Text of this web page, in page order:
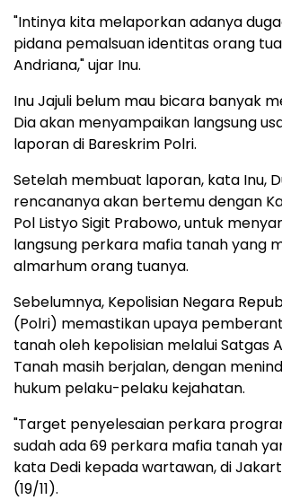
"Intinya kita melaporkan adanya
pidana pemalsuan identitas orang
Andriana," ujar Inu.
Inu Jajuli belum mau bicara banyak
Dia akan menyampaikan langsung
laporan di Bareskrim Polri.
Setelah membuat laporan, kata Inu,
rencananya akan bertemu dengan
Pol Listyo Sigit Prabowo, untuk
langsung perkara mafia tanah yang
almarhum orang tuanya.
Sebelumnya, Kepolisian Negara
(Polri) memastikan upaya
tanah oleh kepolisian melalui Satgas
Tanah masih berjalan, dengan
hukum pelaku-pelaku kejahatan.
"Target penyelesaian perkara
sudah ada 69 perkara mafia tanah
kata Dedi kepada wartawan, di
(19/11).